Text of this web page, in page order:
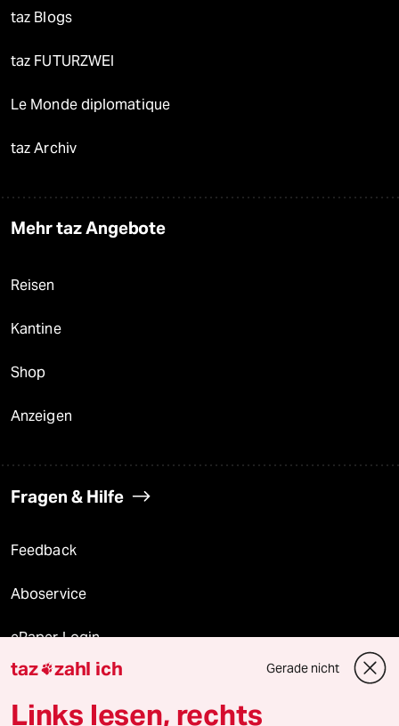
taz Blogs
taz FUTURZWEI
Le Monde diplomatique
taz Archiv
Mehr taz Angebote
Reisen
Kantine
Shop
Anzeigen
Fragen & Hilfe
Feedback
Aboservice
ePaper Login
Downloads für Abonnierende
taz zahl ich Gerade nicht
Links lesen, rechts